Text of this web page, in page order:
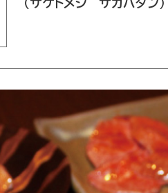
サケトメシ サカバダン